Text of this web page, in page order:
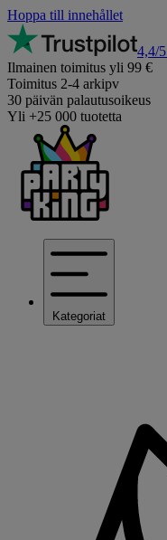
Hoppa till innehållet
4,4/5
Ilmainen toimitus yli 99 €
Toimitus 2-4 arkipv
30 päivän palautusoikeus
Yli +25 000 tuotetta
Kategoriat